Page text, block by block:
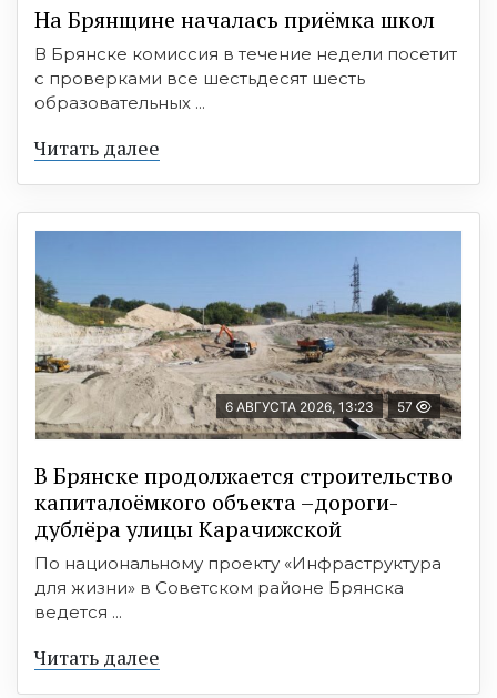
На Брянщине началась приёмка школ
В Брянске комиссия в течение недели посетит
с проверками все шестьдесят шесть
образовательных ...
Читать далее
6 АВГУСТА 2026, 13:23 57
В Брянске продолжается строительство
капиталоёмкого объекта –дороги-
дублёра улицы Карачижской
По национальному проекту «Инфраструктура
для жизни» в Советском районе Брянска
ведется ...
Читать далее